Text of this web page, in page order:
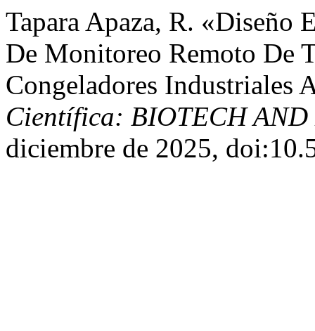
Tapara Apaza, R. «Diseño
De Monitoreo Remoto De
Congeladores Industriales
Científica: BIOTECH
diciembre de 2025,